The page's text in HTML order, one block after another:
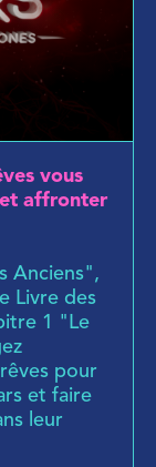
vous
et affronter
Anciens",
Livre des
1 "Le
pour
et faire
leur